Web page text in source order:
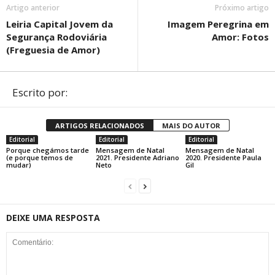
Artigo anterior
Leiria Capital Jovem da
Segurança Rodoviária
(Freguesia de Amor)
Próximo artigo
Imagem Peregrina em
Amor: Fotos
Escrito por:
ARTIGOS RELACIONADOS MAIS DO AUTOR
Editorial
Porque chegámos tarde
(e porque temos de
mudar)
Editorial
Mensagem de Natal
2021. Presidente Adriano
Neto
Editorial
Mensagem de Natal
2020. Presidente Paula
Gil
DEIXE UMA RESPOSTA